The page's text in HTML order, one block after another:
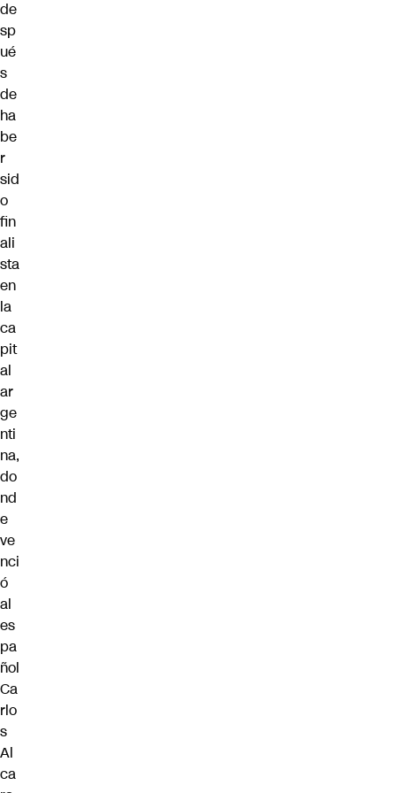
de
sp
ué
s
de
ha
be
r
sid
o
fin
ali
sta
en
la
ca
pit
al
ar
ge
nti
na,
do
nd
e
ve
nci
ó
al
es
pa
ñol
Ca
rlo
s
Al
ca